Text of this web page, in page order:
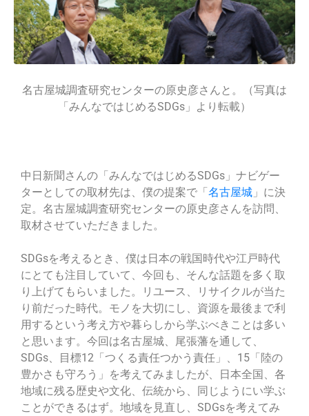
名古屋城調査研究センターの原史彦さんと。（写真は
「みんなではじめるSDGs」より転載）
中日新聞さんの「みんなではじめるSDGs」ナビゲー
ターとしての取材先は、僕の提案で「名古屋城 」に決
定。名古屋城調査研究センターの原史彦さんを訪問、
取材させていただきました。
SDGsを考えるとき、僕は日本の戦国時代や江戸時代
にとても注目していて、今回も、そんな話題を多く取
り上げてもらいました。リユース、リサイクルが当た
り前だった時代。モノを大切にし、資源を最後まで利
用するという考え方や暮らしから学ぶべきことは多い
と思います。今回は名古屋城、尾張藩を通して、
SDGs、目標12「つくる責任つかう責任」、15「陸の
豊かさも守ろう」を考えてみましたが、日本全国、各
地域に残る歴史や文化、伝統から、同じようにい学ぶ
ことができるはず。地域を見直し、SDGsを考えてみ